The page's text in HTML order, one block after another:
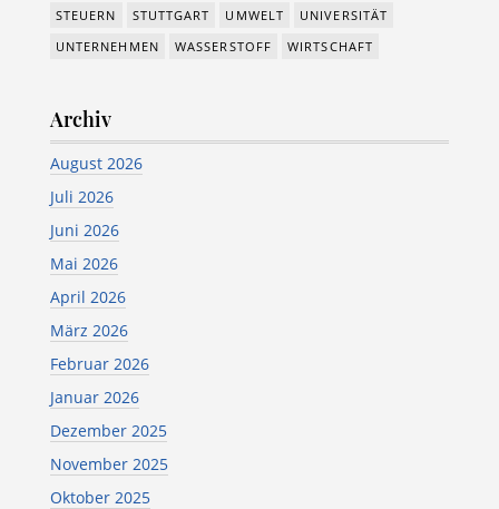
STEUERN STUTTGART UMWELT
UNIVERSITÄT
UNTERNEHMEN
WASSERSTOFF WIRTSCHAFT
Archiv
August 2026
Juli 2026
Juni 2026
Mai 2026
April 2026
März 2026
Februar 2026
Januar 2026
Dezember 2025
November 2025
Oktober 2025